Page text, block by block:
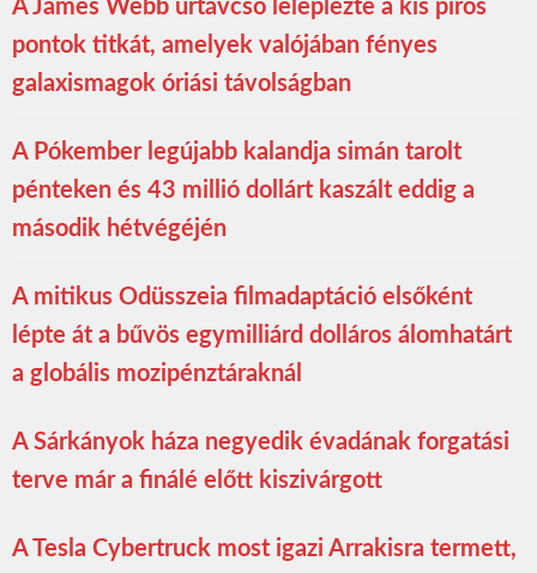
A James Webb űrtávcső leleplezte a kis piros
pontok titkát, amelyek valójában fényes
galaxismagok óriási távolságban
A Pókember legújabb kalandja simán tarolt
pénteken és 43 millió dollárt kaszált eddig a
második hétvégéjén
A mitikus Odüsszeia filmadaptáció elsőként
lépte át a bűvös egymilliárd dolláros álomhatárt
a globális mozipénztáraknál
A Sárkányok háza negyedik évadának forgatási
terve már a finálé előtt kiszivárgott
A Tesla Cybertruck most igazi Arrakisra termett,